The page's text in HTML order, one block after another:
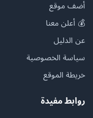
أضف موقع
💰 أعلن معنا
عن الدليل
سياسة الخصوصية
خريطة الموقع
روابط مفيدة